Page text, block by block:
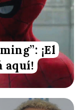
¡El
aquí!